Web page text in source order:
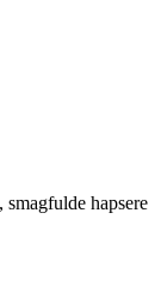
hapsere